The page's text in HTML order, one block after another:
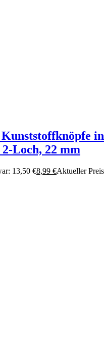
in
Loch, 22 mm
13,50 €8,99 €Aktueller